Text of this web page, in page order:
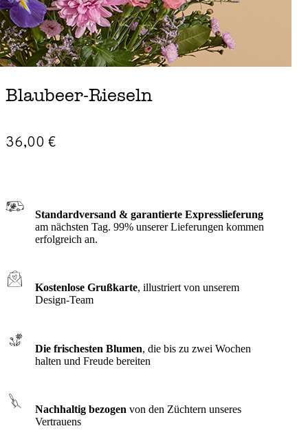
Blaubeer-Rieseln
36,00 €
Standardversand & garantierte Expresslieferung
am nächsten Tag. 99% unserer Lieferungen kommen
erfolgreich an.
Kostenlose Grußkarte, illustriert von unserem
Design-Team
Die frischesten Blumen, die bis zu zwei Wochen
halten und Freude bereiten
Nachhaltig bezogen von den Züchtern unseres
Vertrauens